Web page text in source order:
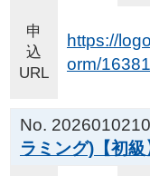
申
込
URL
https://
orm/
No.
ラミング)【初級